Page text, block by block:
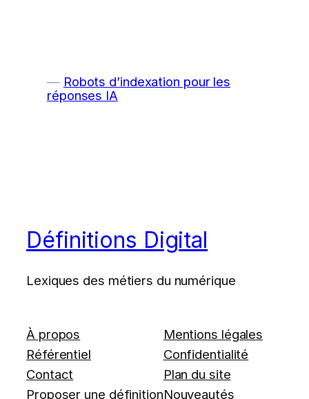
Robots d’indexation pour les
réponses IA
Définitions Digital
Lexiques des métiers du numérique
À propos
Référentiel
Contact
Proposer une définition
Mentions légales
Confidentialité
Plan du site
Nouveautés